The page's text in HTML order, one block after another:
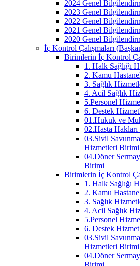
2024 Genel
2023 Genel
2022 Genel
2021 Genel
2020 Genel
İç Kontrol Çalışmaları
Birimlerin İç Kontrol
1. Halk Sağlığı
2. Kamu
3. Sağlık
4. Acil Sağlık
5.Personel
6. Destek
01.Hukuk ve
02.Hasta
03.Sivil
Hizmetleri Birimi
04.Döner
Birimi
Birimlerin İç Kontrol
1. Halk Sağlığı
2. Kamu
3. Sağlık
4. Acil Sağlık
5.Personel
6. Destek
03.Sivil
Hizmetleri Birimi
04.Döner